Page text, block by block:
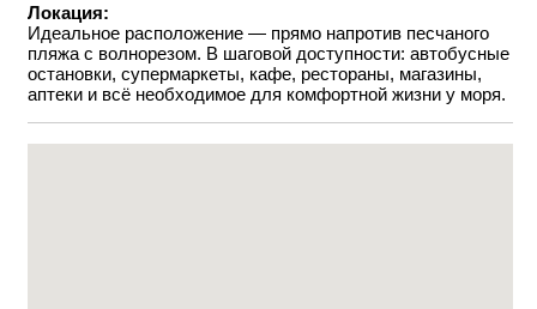
Локация:
Идеальное расположение — прямо напротив песчаного
пляжа с волнорезом. В шаговой доступности: автобусные
остановки, супермаркеты, кафе, рестораны, магазины,
аптеки и всё необходимое для комфортной жизни у моря.